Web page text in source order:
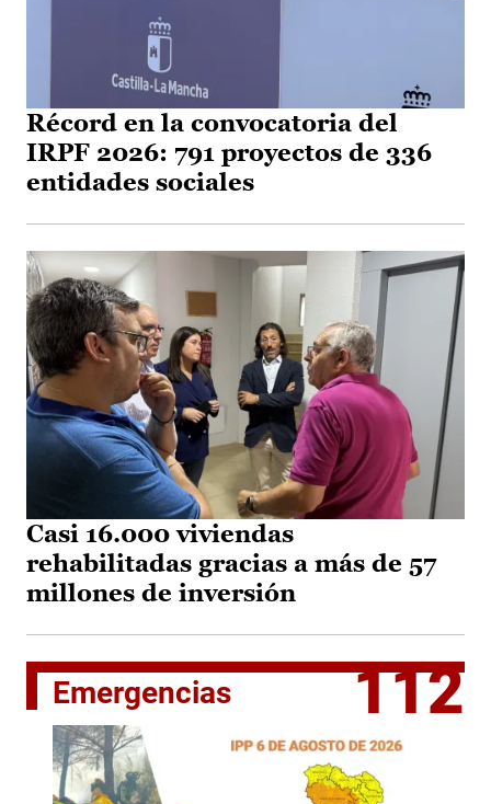
Récord en la convocatoria del
IRPF 2026: 791 proyectos de 336
entidades sociales
Casi 16.000 viviendas
rehabilitadas gracias a más de 57
millones de inversión
Emergencias 112